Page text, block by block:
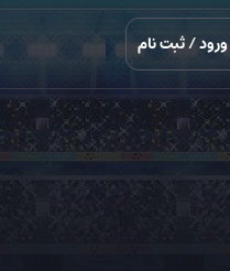
ورود/ ثبت نام